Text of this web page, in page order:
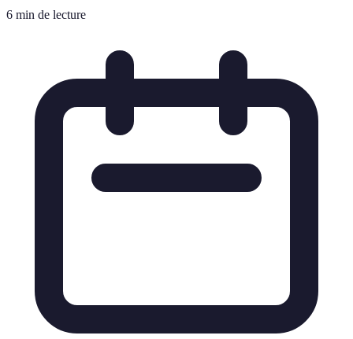
6 min de lecture